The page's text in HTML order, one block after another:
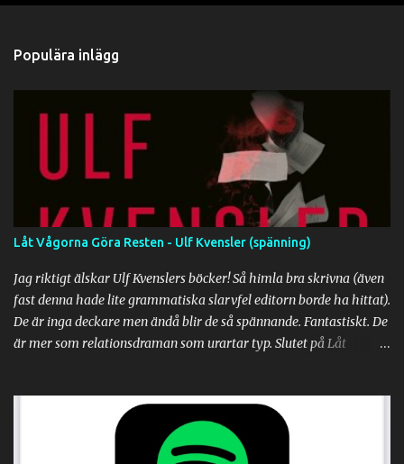
Populära inlägg
Låt Vågorna Göra Resten - Ulf Kvensler (spänning)
Jag riktigt älskar Ulf Kvenslers böcker! Så himla bra skrivna (även
fast denna hade lite grammatiska slarvfel editorn borde ha hittat).
De är inga deckare men ändå blir de så spännande. Fantastiskt. De
är mer som relationsdraman som urartar typ. Slutet på Låt
Kvensler nu, och de hör alla tre till de bästa böcker jag läst. Låt
vågorna göra resten var lite extra kul för oss boknördar eftersom
den handlade om författare och bokutgivning i grunden. Denna